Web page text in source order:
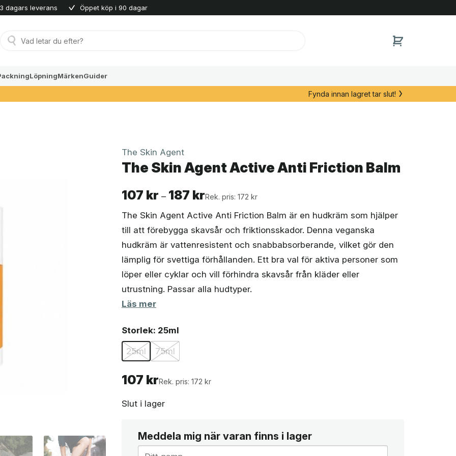
dagars leverans Öppet köp i 90 dagar
Produktsökning
LöpningMärkenGuider
Fynda innan lagret tar slut!
The Skin Agent
The Skin Agent Active Anti Friction Balm
107 kr – 187 krPrisintervall:
till
187 kr
Rek. pris: 172 kr
The Skin Agent Active Anti Friction Balm är en hudkräm som hjälper
till att förebygga skavsår och friktionsskador. Denna veganska
hudkräm är vattenresistent och snabbabsorberande, vilket gör den
lämplig för svettiga förhållanden. Ett bra val för aktiva personer som
löper eller cyklar och vill förhindra skavsår från kläder eller
utrustning. Passar alla hudtyper.
Läs mer
Storlek: 25ml
25ml 75ml
107 krRek. pris: 172 kr
Slut i lager
Meddela mig när varan finns i lager